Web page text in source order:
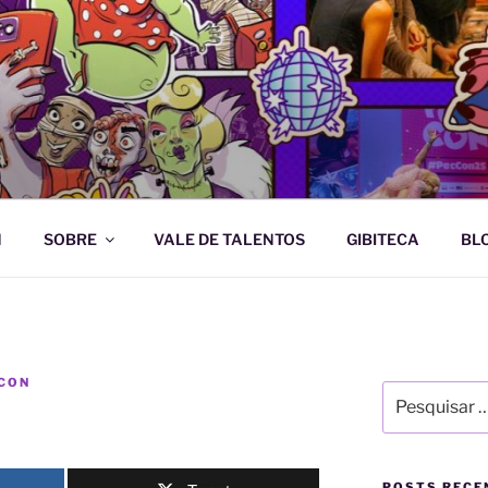
e Artes Gráficas
SOBRE VALE DE TALENTOS GIBITECA
por: